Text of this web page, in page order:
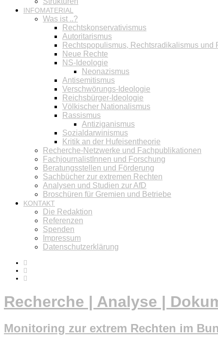
INFOMATERIAL
Was ist ..?
Rechtskonservativismus
Autoritarismus
Rechtspopulismus, Rechtsradikalismus und
Neue Rechte
NS-Ideologie
Neonazismus
Antisemitismus
Verschwörungs-Ideologie
Reichsbürger-Ideologie
Völkischer Nationalismus
Rassismus
Antiziganismus
Sozialdarwinismus
Kritik an der Hufeisentheorie
Recherche-Netzwerke und Fachpublikationen
FachjournalistInnen und Forschung
Beratungsstellen und Förderung
Sachbücher zur extremen Rechten
Analysen und Studien zur AfD
Broschüren für Gremien und Betriebe
KONTAKT
Die Redaktion
Referenzen
Spenden
Impressum
Datenschutzerklärung
Recherche | Analyse |
Monitoring zur extrem Rechten im